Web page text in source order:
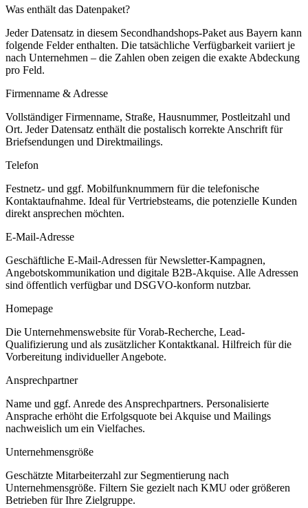
Was enthält das Datenpaket?
Jeder Datensatz in diesem Secondhandshops-Paket aus Bayern kann
folgende Felder enthalten. Die tatsächliche Verfügbarkeit variiert je
nach Unternehmen – die Zahlen oben zeigen die exakte Abdeckung
pro Feld.
Firmenname & Adresse
Vollständiger Firmenname, Straße, Hausnummer, Postleitzahl und
Ort. Jeder Datensatz enthält die postalisch korrekte Anschrift für
Briefsendungen und Direktmailings.
Telefon
Festnetz- und ggf. Mobilfunknummern für die telefonische
Kontaktaufnahme. Ideal für Vertriebsteams, die potenzielle Kunden
direkt ansprechen möchten.
E-Mail-Adresse
Geschäftliche E-Mail-Adressen für Newsletter-Kampagnen,
Angebotskommunikation und digitale B2B-Akquise. Alle Adressen
sind öffentlich verfügbar und DSGVO-konform nutzbar.
Homepage
Die Unternehmenswebsite für Vorab-Recherche, Lead-
Qualifizierung und als zusätzlicher Kontaktkanal. Hilfreich für die
Vorbereitung individueller Angebote.
Ansprechpartner
Name und ggf. Anrede des Ansprechpartners. Personalisierte
Ansprache erhöht die Erfolgsquote bei Akquise und Mailings
nachweislich um ein Vielfaches.
Unternehmensgröße
Geschätzte Mitarbeiterzahl zur Segmentierung nach
Unternehmensgröße. Filtern Sie gezielt nach KMU oder größeren
Betrieben für Ihre Zielgruppe.